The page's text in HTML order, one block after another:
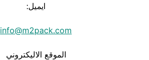
ايميل:
info@m2pack.com
الموقع الاليكتروني